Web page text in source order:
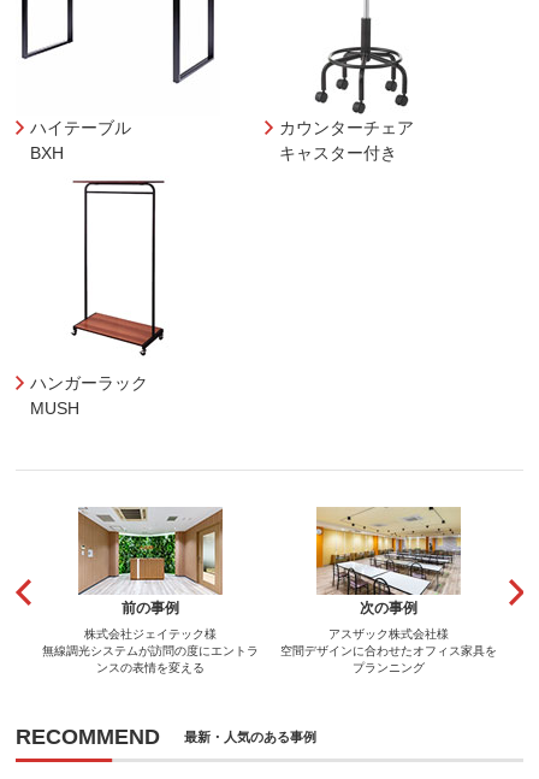
ハイテーブル
BXH
カウンターチェア
キャスター付き
ハンガーラック
MUSH
前の事例
株式会社ジェイテック様
無線調光システムが訪問の度にエントラ
ンスの表情を変える
次の事例
アスザック株式会社様
空間デザインに合わせたオフィス家具を
プランニング
RECOMMEND 最新・人気のある事例